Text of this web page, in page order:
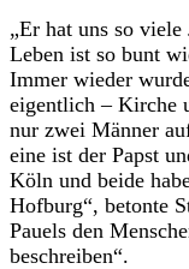
„Er hat uns so
Leben ist so bunt
Immer wieder
eigentlich – Kirche
nur zwei Männer
eine ist der Papst
Köln und beide
Hofburg“, betonte
Pauels den
beschreiben“.